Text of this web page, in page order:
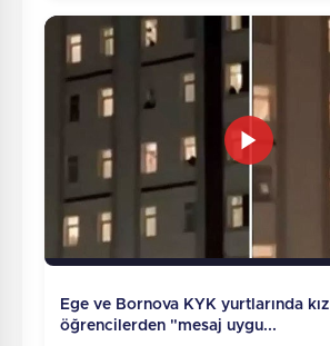
Ege ve Bornova KYK yurtlarında kız
öğrencilerden "mesaj uygu...